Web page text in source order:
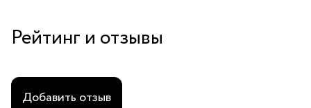
Рейтинг и отзывы
Добавить отзыв